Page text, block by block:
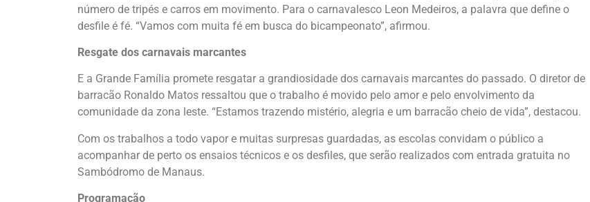
número de tripés e carros em movimento. Para o carnavalesco Leon Medeiros, a palavra que define o
desfile é fé. “Vamos com muita fé em busca do bicampeonato”, afirmou.
Resgate dos carnavais marcantes
E a Grande Família promete resgatar a grandiosidade dos carnavais marcantes do passado. O diretor de
barracão Ronaldo Matos ressaltou que o trabalho é movido pelo amor e pelo envolvimento da
comunidade da zona leste. “Estamos trazendo mistério, alegria e um barracão cheio de vida”, destacou.
Com os trabalhos a todo vapor e muitas surpresas guardadas, as escolas convidam o público a
acompanhar de perto os ensaios técnicos e os desfiles, que serão realizados com entrada gratuita no
Sambódromo de Manaus.
Programação